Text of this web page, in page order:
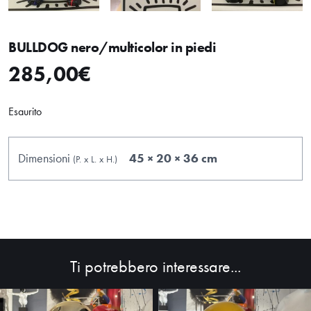
HOME
SHOP
BULLDOG nero/multicolor in piedi
285,00€
Esaurito
Dimensioni (P. x L. x H.) 45 × 20 × 36 cm
Ti potrebbero interessare...